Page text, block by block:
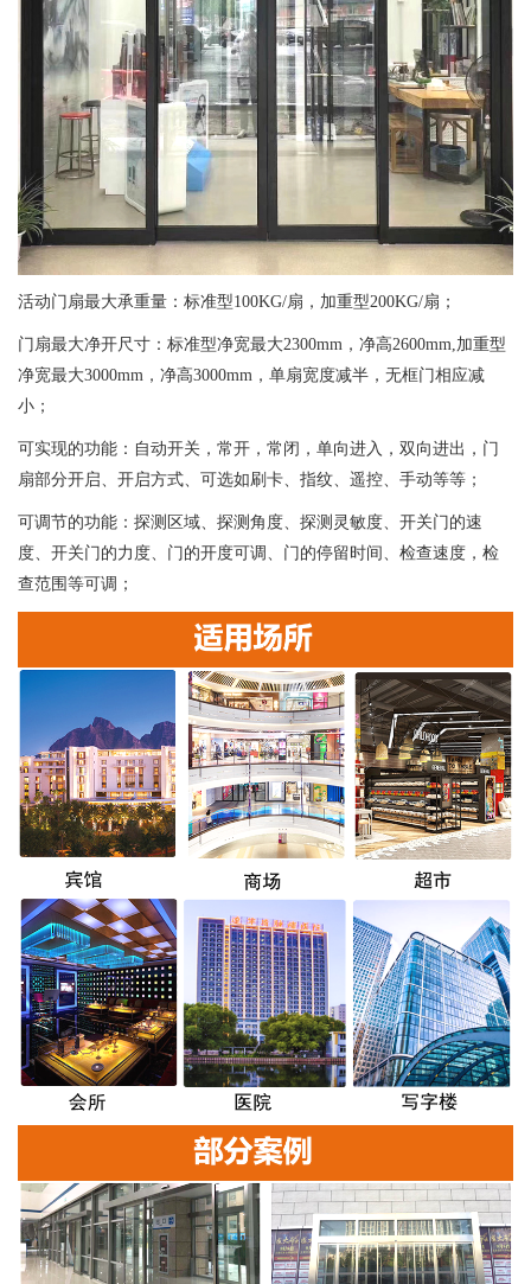
活动门扇最大承重量：标准型100KG/扇，加重型200KG/扇；
门扇最大净开尺寸：标准型净宽最大2300mm，净高2600mm,加重型
净宽最大3000mm，净高3000mm，单扇宽度减半，无框门相应减
小；
可实现的功能：自动开关，常开，常闭，单向进入，双向进出，门
扇部分开启、开启方式、可选如刷卡、指纹、遥控、手动等等；
可调节的功能：探测区域、探测角度、探测灵敏度、开关门的速
度、开关门的力度、门的开度可调、门的停留时间、检查速度，检
查范围等可调；